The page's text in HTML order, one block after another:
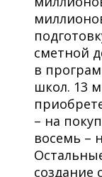
сметной
в
школ. 13
– на
восемь –
создание